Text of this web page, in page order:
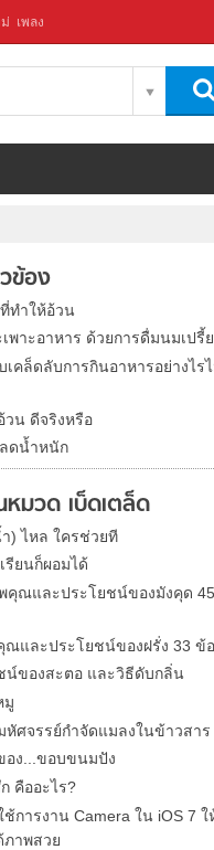
เพลง
ข้อง
ทำให้อ้วน
พาะอาหาร ด้วยการดื่มนมเปรี้
เคล็ดลับการกินอาหารอย่างไร
วน ดีจริงหรือ
ดน้ำหนัก
หมวด เบ็ดเตล็ด
) ไหล ใครช่วยที
ยนก็ผอมได้
คุณและประโยชน์ของมังคุด 45
ณและประโยชน์ของฝรั่ง 33 ข้
น์ของสะตอ และวิธีดับกลิ่น
มู
หัศจรรย์กำจัดแมลงในข้าวสาร
อง...ขอบขนมปัง
คืออะไร?
ช้การงาน Camera ใน iOS 7 ใ
าพสวย